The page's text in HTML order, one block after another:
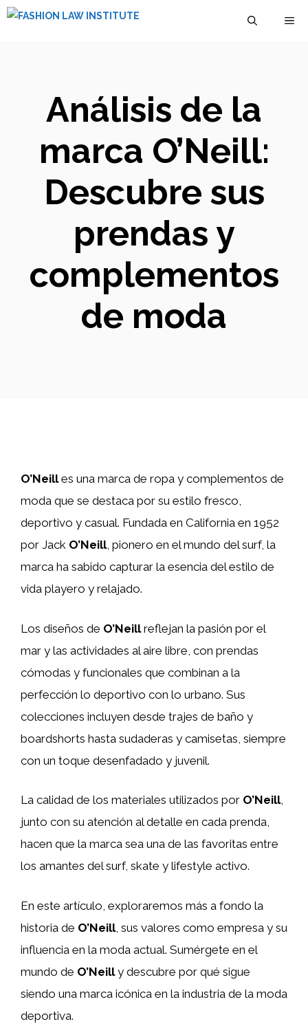
Saltar
Análisis de la
marca O’Neill:
Descubre sus
prendas y
complementos
de moda
O’Neilles una marca de ropa y complementos de
moda que se destaca por su estilo fresco,
deportivo y casual. Fundada en California en 1952
por Jack O’Neill, pionero en el mundo del surf, la
marca ha sabido capturar la esencia del estilo de
vida playero y relajado.
Los diseños de O’Neillreflejan la pasión por el
mar y las actividades al aire libre, con prendas
cómodas y funcionales que combinan a la
perfección lo deportivo con lo urbano. Sus
colecciones incluyen desde trajes de baño y
boardshorts hasta sudaderas y camisetas, siempre
con un toque desenfadado y juvenil.
La calidad de los materiales utilizados por O’Neill,
junto con su atención al detalle en cada prenda,
hacen que la marca sea una de las favoritas entre
los amantes del surf, skate y lifestyle activo.
En este artículo, exploraremos más a fondo la
historia de O’Neill, sus valores como empresa y su
influencia en la moda actual. Sumérgete en el
mundo de O’Neilly descubre por qué sigue
siendo una marca icónica en la industria de la moda
deportiva.